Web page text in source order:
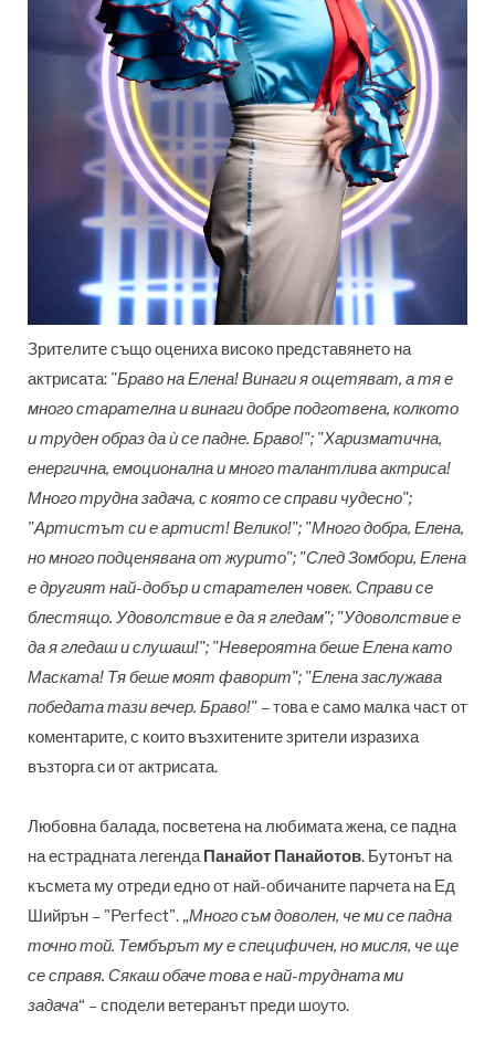
Зрителите също оцениха високо представянето на
актрисата: "Браво на Елена! Винаги я ощетяват, а тя е
много старателна и винаги добре подготвена, колкото
и труден образ да ѝ се падне. Браво!"; "Харизматична,
енергична, емоционална и много талантлива актриса!
Много трудна задача, с която се справи чудесно";
"Артистът си е артист! Велико!"; "Много добра, Елена,
но много подценявана от журито"; "След Зомбори, Елена
е другият най-добър и старателен човек. Справи се
блестящо. Удоволствие е да я гледам"; "Удоволствие е
да я гледаш и слушаш!"; "Невероятна беше Елена като
Маската! Тя беше моят фаворит"; "Елена заслужава
победата тази вечер. Браво!" – това е само малка част от
коментарите, с които възхитените зрители изразиха
възторга си от актрисата.
Любовна балада, посветена на любимата жена, се падна
на естрадната легендаПанайот Панайотов. Бутонът на
късмета му отреди едно от най-обичаните парчета на Ед
Шийрън – "Perfect". „Много съм доволен, че ми се падна
точно той. Тембърът му е специфичен, но мисля, че ще
се справя. Сякаш обаче това е най-трудната ми
задача“ – сподели ветеранът преди шоуто.